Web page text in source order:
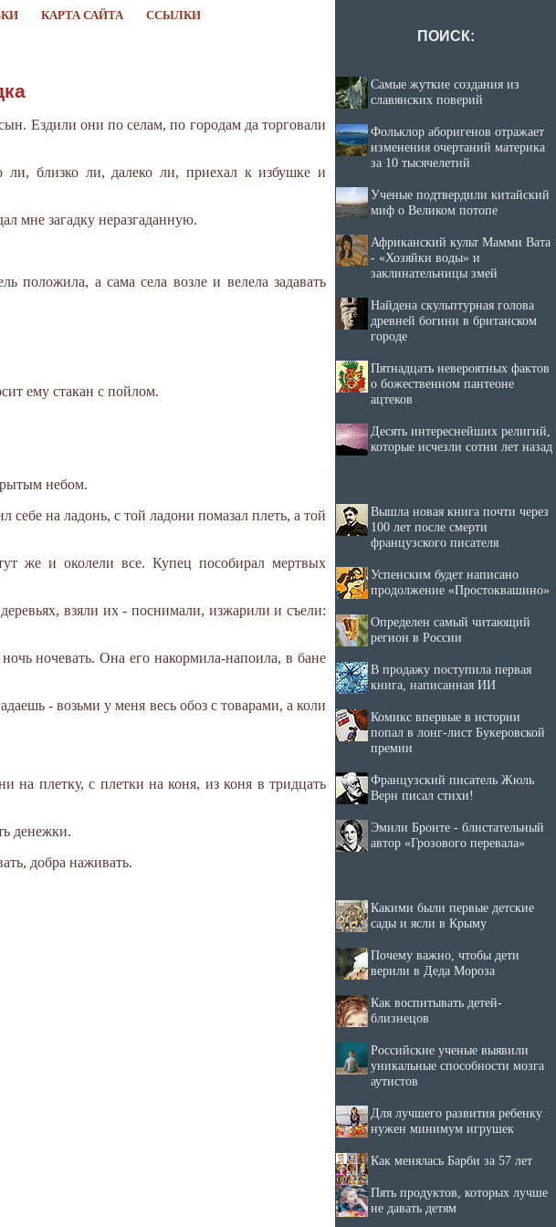
КАРТА САЙТА ССЫЛКИ
Ездили они по селам, по городам да торговали
ли, близко ли, далеко ли, приехал к избушке и
мне загадку неразгаданную.
положила, а сама села возле и велела задавать
ему стакан с пойлом.
небом.
себе на ладонь, с той ладони помазал плеть, а той
же и околели все. Купец пособирал мертвых
взяли их - поснимали, изжарили и съели:
ночевать. Она его накормила-напоила, в бане
- возьми у меня весь обоз с товарами, а коли
на плетку, с плетки на коня, из коня в тридцать
денежки.
добра наживать.
ПОИСК:
Самые жуткие создания из
славянских поверий
Фольклор аборигенов отражает
изменения очертаний материка
за 10 тысячелетий
Ученые подтвердили китайский
миф о Великом потопе
Африканский культ Мамми Вата
- «Хозяйки воды» и
заклинательницы змей
Найдена скульптурная голова
древней богини в британском
городе
Пятнадцать невероятных фактов
о божественном пантеоне
ацтеков
Десять интереснейших религий,
которые исчезли сотни лет назад
Вышла новая книга почти через
100 лет после смерти
французского писателя
Успенским будет написано
продолжение «Простоквашино»
Определен самый читающий
регион в России
В продажу поступила первая
книга, написанная ИИ
Комикс впервые в истории
попал в лонг-лист Букеровской
премии
Французский писатель Жюль
Верн писал стихи!
Эмили Бронте - блистательный
автор «Грозового перевала»
Какими были первые детские
сады и ясли в Крыму
Почему важно, чтобы дети
верили в Деда Мороза
Как воспитывать детей-
близнецов
Российские ученые выявили
уникальные способности мозга
аутистов
Для лучшего развития ребенку
нужен минимум игрушек
Как менялась Барби за 57 лет
Пять продуктов, которых лучше
не давать детям